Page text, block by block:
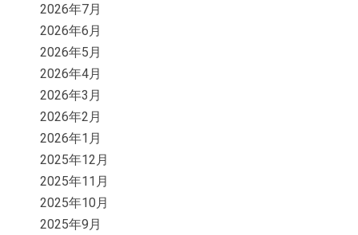
2026年7月
2026年6月
2026年5月
2026年4月
2026年3月
2026年2月
2026年1月
2025年12月
2025年11月
2025年10月
2025年9月